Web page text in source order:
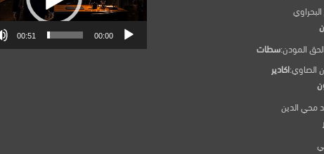
المودن:سطات
الصاوي:اكادير
محي الدين
00:00
00:51